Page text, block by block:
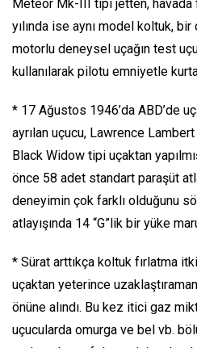
Meteor Mk-III tipi jetten, havada
yılında ise aynı model koltuk,
motorlu deneysel uçağın test
kullanılarak pilotu emniyetle
* 17 Ağustos 1946’da ABD’de
ayrılan uçucu, Lawrence
Black Widow tipi uçaktan
önce 58 adet standart paraşüt
deneyimin çok farklı olduğunu
atlayışında 14 “G”lik bir yüke
* Sürat arttıkça koltuk fırlatma
uçaktan yeterince
önüne alındı. Bu kez itici gaz
uçucularda omurga ve bel vb.